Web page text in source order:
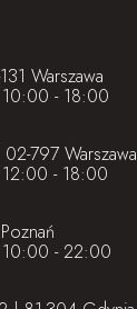
Warszawa
10:00 - 18:00
02-797 Warszawa
12:00 - 18:00
10:00 - 22:00